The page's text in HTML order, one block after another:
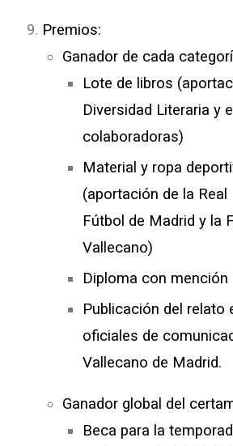
Premios:
Ganador de cada
Lote de libros
Diversidad Literaria y
colaboradoras)
Material y ropa
(aportación de la Real
Fútbol de Madrid y la
Vallecano)
Diploma con mención
Publicación del relato
oficiales de
Vallecano de Madrid.
Ganador global del
Beca para la